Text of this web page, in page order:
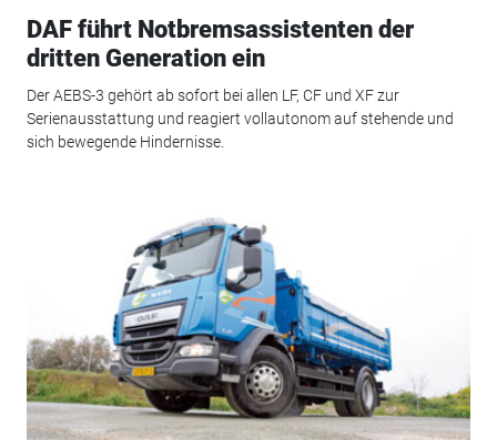
DAF führt Notbremsassistenten der
dritten Generation ein
Der AEBS-3 gehört ab sofort bei allen LF, CF und XF zur
Serienausstattung und reagiert vollautonom auf stehende und
sich bewegende Hindernisse.